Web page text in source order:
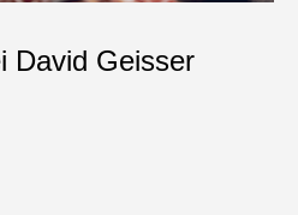
David Geisser